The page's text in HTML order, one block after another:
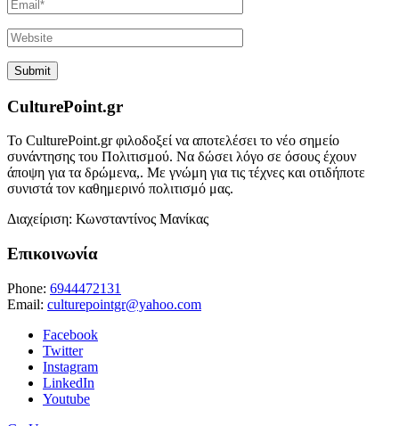
CulturePoint.gr
Το CulturePoint.gr φιλοδοξεί να αποτελέσει το νέο σημείο
συνάντησης του Πολιτισμού. Να δώσει λόγο σε όσους έχουν
άποψη για τα δρώμενα,. Με γνώμη για τις τέχνες και οτιδήποτε
συνιστά τον καθημερινό πολιτισμό μας.
Διαχείριση: Κωνσταντίνος Μανίκας
Επικοινωνία
Phone: 6944472131
Email: culturepointgr@yahoo.com
Facebook
Twitter
Instagram
LinkedIn
Youtube